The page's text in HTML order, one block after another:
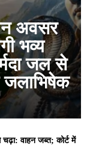
अवसर
भव्य
जल से
जलाभिषेक
वाहन जब्त; कोर्ट में